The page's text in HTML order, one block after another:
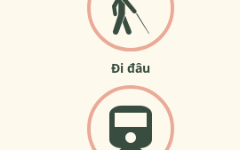
Đi đâu